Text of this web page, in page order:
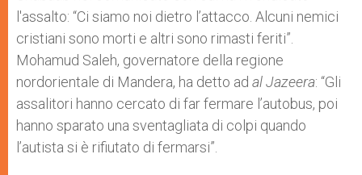
l'assalto: “Ci siamo noi dietro l’attacco. Alcuni nemici
cristiani sono morti e altri sono rimasti feriti”.
Mohamud Saleh, governatore della regione
nordorientale di Mandera, ha detto ad al Jazeera: “Gli
assalitori hanno cercato di far fermare l’autobus, poi
hanno sparato una sventagliata di colpi quando
l’autista si è rifiutato di fermarsi”.